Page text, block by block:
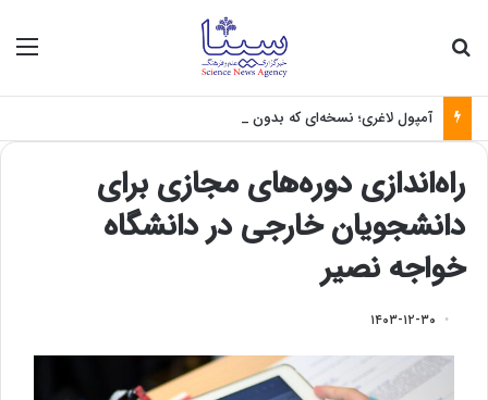
آمپول لاغری؛ نسخه‌ای که بدون تغذیه خطرناک می‌شود
راه‌اندازی دوره‌های مجازی برای
دانشجویان خارجی در دانشگاه
خواجه نصیر
۱۴۰۳-۱۲-۳۰